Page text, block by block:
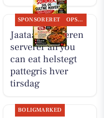
SPONSORERET OPSLAGSTAVLEN
Jaataak Slagteren
serverer all you
can eat helstegt
pattegris hver
tirsdag
BOLIGMARKED